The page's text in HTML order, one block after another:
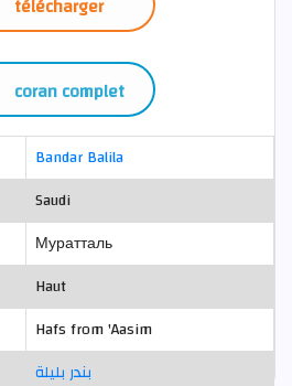
télécharger
coran complet
Bandar Balila
Saudi
Муратталь
Haut
Hafs from 'Aasim
بندر بليلة